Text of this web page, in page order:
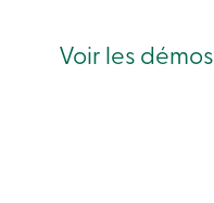
Voir les démos